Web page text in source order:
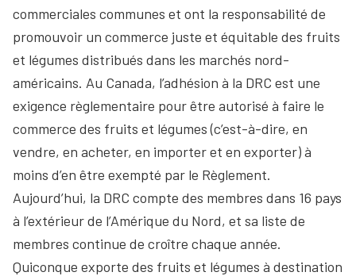
commerciales communes et ont la responsabilité de
promouvoir un commerce juste et équitable des fruits
et légumes distribués dans les marchés nord-
américains. Au Canada, l’adhésion à la DRC est une
exigence règlementaire pour être autorisé à faire le
commerce des fruits et légumes (c’est-à-dire, en
vendre, en acheter, en importer et en exporter) à
moins d’en être exempté par le Règlement.
Aujourd’hui, la DRC compte des membres dans 16 pays
à l’extérieur de l’Amérique du Nord, et sa liste de
membres continue de croître chaque année.
Quiconque exporte des fruits et légumes à destination